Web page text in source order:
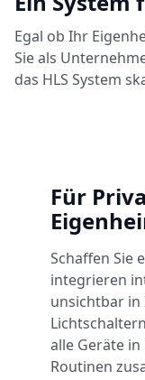
Egal ob Ihr
Sie als
das HLS System
Für
Schaffen Sie
integrieren
unsichtbar in
alle Geräte
Routinen